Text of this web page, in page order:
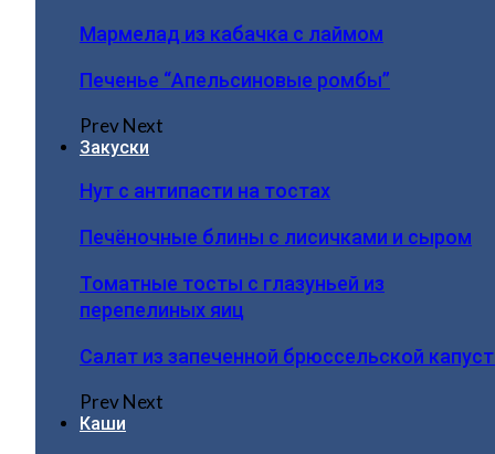
Мармелад из кабачка с лаймом
Печенье “Апельсиновые ромбы”
PrevNext
Закуски
Нут с антипасти на тостах
Печёночные блины с лисичками и сыром
Томатные тосты с глазуньей из
перепелиных яиц
Салат из запеченной брюссельской
PrevNext
Каши